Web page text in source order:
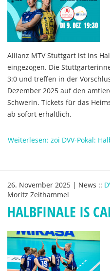
Allianz MTV Stuttgart ist ins
eingezogen. Die
3:0 und treffen in der
Dezember 2025 auf den
Schwerin. Tickets für das
ab sofort erhältlich.
Weiterlesen: zoi DVV-Pokal:
26. November 2025 | News ::
Moritz Zeithammel
HALBFINALE IS